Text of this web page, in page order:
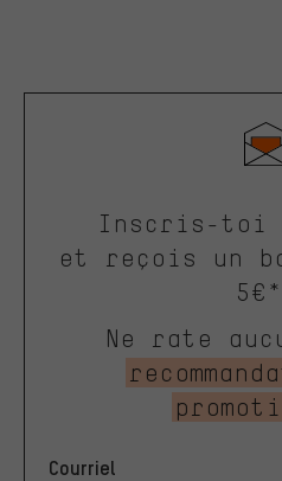
Inscris-toi
et reçois un
Ne rate
Courriel